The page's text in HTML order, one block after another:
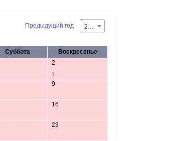
Предыдущий год 2026
Суббота Воскресенье
2
1
9
16
23